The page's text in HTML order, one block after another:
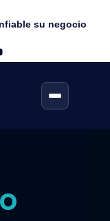
su negocio